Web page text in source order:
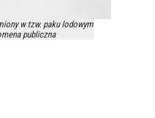
w tzw. paku lodowym
publiczna